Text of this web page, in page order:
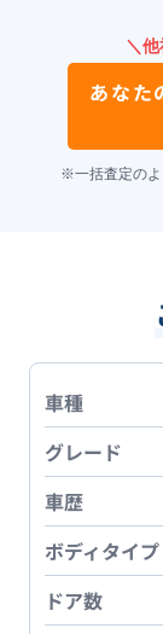
＼
あなた
※一括査定のよ
車種
グレード
車歴
ボディタイプ
ドア数